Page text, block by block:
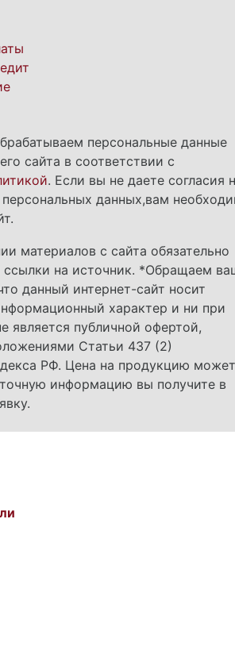
персональные данные
сайта в соответствии с
. Если вы не даете согласия
данных,вам
материалов с сайта обязательно
ссылки на источник. *Обращаем
данный интернет-сайт носит
характер и ни при
является публичной офертой,
Статьи 437 (2)
РФ. Цена на продукцию может
информацию вы получите в